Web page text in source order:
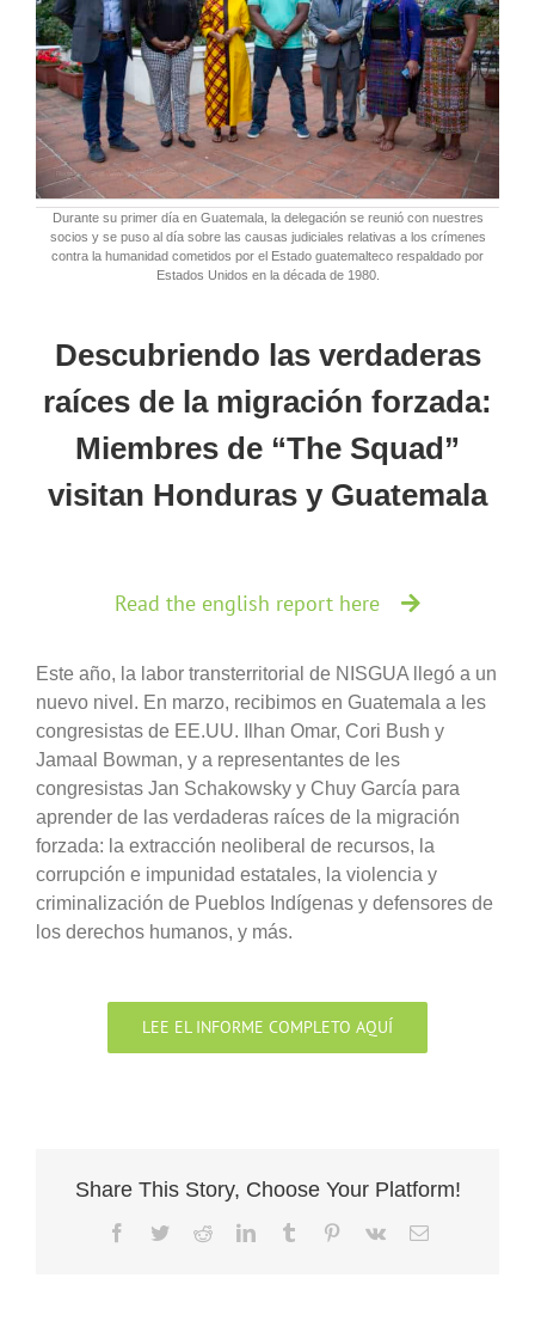
Durante su primer día en Guatemala, la delegación se reunió con nuestres
socios y se puso al día sobre las causas judiciales relativas a los crímenes
contra la humanidad cometidos por el Estado guatemalteco respaldado por
Estados Unidos en la década de 1980.
Descubriendo las verdaderas
raíces de la migración forzada:
Miembres de “The Squad”
visitan Honduras y Guatemala
Read the english report here
Este año, la labor transterritorial de NISGUA llegó a un
nuevo nivel. En marzo, recibimos en Guatemala a les
congresistas de EE.UU. Ilhan Omar, Cori Bush y
Jamaal Bowman, y a representantes de les
congresistas Jan Schakowsky y Chuy García para
aprender de las verdaderas raíces de la migración
forzada: la extracción neoliberal de recursos, la
corrupción e impunidad estatales, la violencia y
criminalización de Pueblos Indígenas y defensores de
los derechos humanos, y más.
LEE EL INFORME COMPLETO AQUÍ
Share This Story, Choose Your Platform!
Facebook
TwitterRedditLinkedInTumblr Pinterest
Vk Email